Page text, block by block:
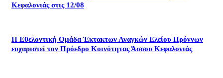
Κεφαλονιάς στις 12/08
Η Εθελοντική Ομάδα Έκτακτων Αναγκών Ελείου Πρόννων
ευχαριστεί τον Πρόεδρο Κοινότητας Άσσου Κεφαλονιάς